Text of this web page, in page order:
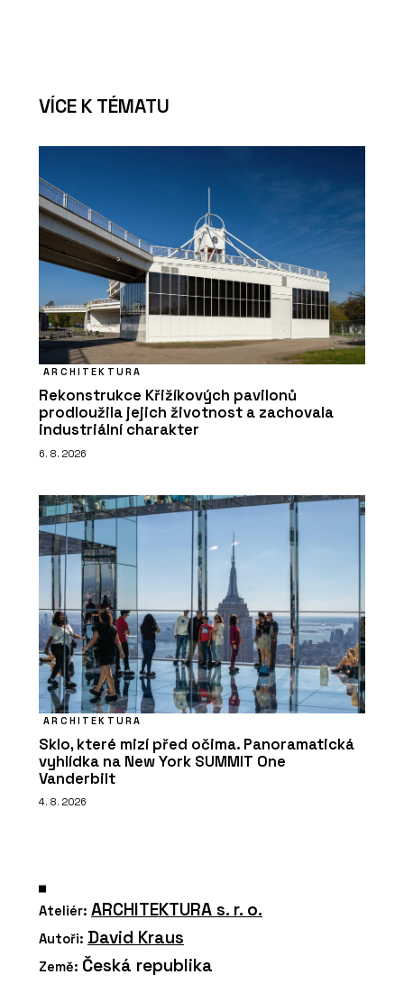
VÍCE K TÉMATU
ARCHITEKTURA
Rekonstrukce Křižíkových pavilonů
prodloužila jejich životnost a zachovala
industriální charakter
6. 8. 2026
ARCHITEKTURA
Sklo, které mizí před očima. Panoramatická
vyhlídka na New York SUMMIT One
Vanderbilt
4. 8. 2026
Ateliér: ARCHITEKTURA s. r. o.
Autoři: David Kraus
Země: Česká republika